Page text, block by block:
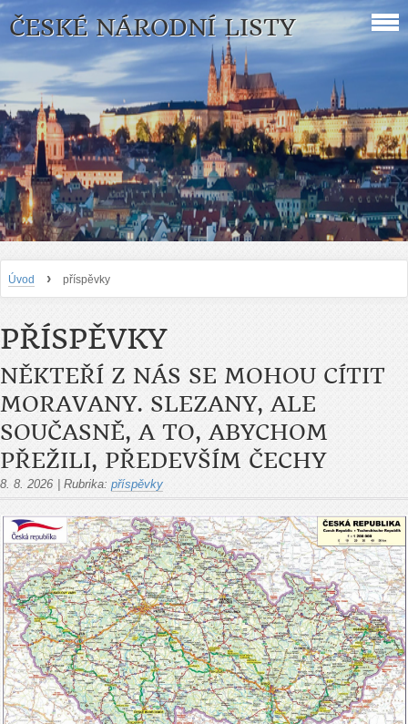
ČESKÉ NÁRODNÍ LISTY
Úvod › příspěvky
PŘÍSPĚVKY
NĚKTEŘÍ Z NÁS SE MOHOU CÍTIT
MORAVANY. SLEZANY, ALE
SOUČASNĚ, A TO, ABYCHOM
PŘEŽILI, PŘEDEVŠÍM ČECHY
8. 8. 2026 Rubrika: příspěvky